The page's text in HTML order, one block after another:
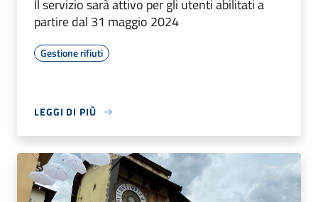
Il servizio sarà attivo per gli utenti abilitati a
partire dal 31 maggio 2024
Gestione rifiuti
LEGGI DI PIÙ